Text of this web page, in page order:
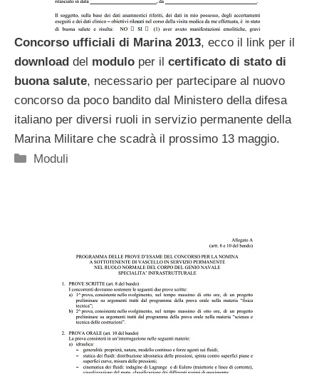
Concorso ufficiali di Marina 2013, ecco il link per il
download del modulo per il certificato di stato di
buona salute, necessario per partecipare al nuovo
concorso da poco bandito dal Ministero della difesa
italiano per diversi ruoli in servizio permanente della
Marina Militare che scadrà il prossimo 13 maggio.
Categorie
Moduli